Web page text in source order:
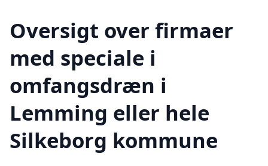
Oversigt over firmaer
med speciale i
omfangsdræn i
Lemming eller hele
Silkeborg kommune